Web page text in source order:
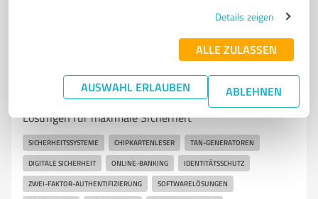
Details zeigen
ALLE ZULASSEN
AUSWAHL ERLAUBEN ABLEHNEN
Reiner Kartengeräte GmbH & Co KG
Anbieter von Sicherheitssystemen und digitalen
Lösungen für maximale Sicherheit
SICHERHEITSSYSTEME CHIPKARTENLESER TAN-GENERATOREN
DIGITALE SICHERHEIT ONLINE-BANKING IDENTITÄTSSCHUTZ
ZWEI-FAKTOR-AUTHENTIFIZIERUNG SOFTWARELÖSUNGEN